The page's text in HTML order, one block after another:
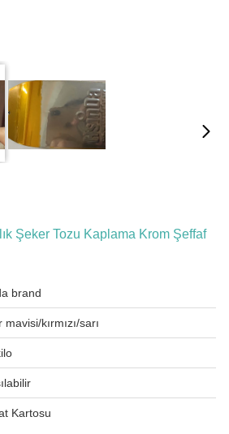
Şeker Tozu Kaplama Krom Şeffaf
brand
mavisi/kırmızı/sarı
Kartosu